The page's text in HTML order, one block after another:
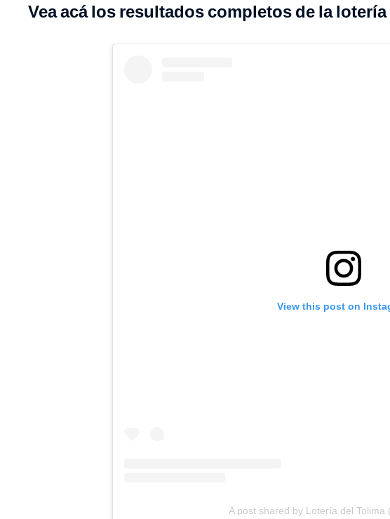
Vea acá los resultados completos de la
View this post on
A post shared by Lotería del Tolima